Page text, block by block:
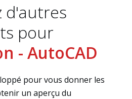
d'autres
pour
- AutoCAD
pour vous donner les
un aperçu du